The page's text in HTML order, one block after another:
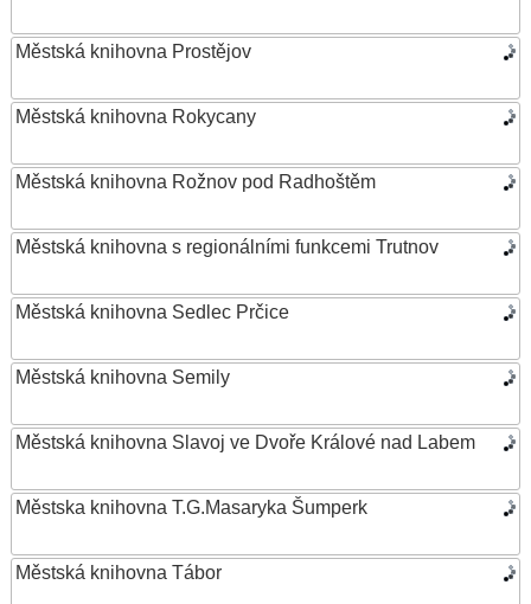
Městská knihovna Prostějov
Městská knihovna Rokycany
Městská knihovna Rožnov pod Radhoštěm
Městská knihovna s regionálními funkcemi Trutnov
Městská knihovna Sedlec Prčice
Městská knihovna Semily
Městská knihovna Slavoj ve Dvoře Králové nad Labem
Městska knihovna T.G.Masaryka Šumperk
Městská knihovna Tábor